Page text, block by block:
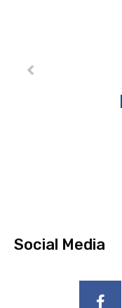
Social Media